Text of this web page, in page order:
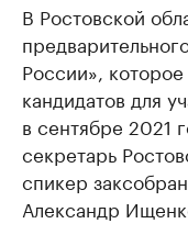
В Ростовской
России»,
кандидатов для
в сентябре 2021
секретарь
спикер
Александр